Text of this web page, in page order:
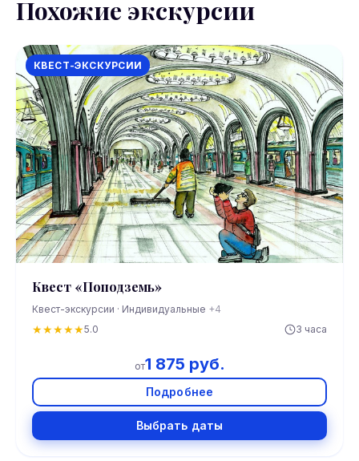
Похожие экскурсии
КВЕСТ-ЭКСКУРСИИ
Квест «Поподземь»
Квест-экскурсии · Индивидуальные +4
★★★★★5.0 3 часа
от1 875 руб.
Подробнее
Выбрать даты